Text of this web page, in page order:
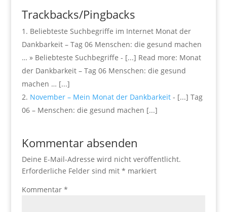
Trackbacks/Pingbacks
Beliebteste Suchbegriffe im Internet Monat der
Dankbarkeit – Tag 06 Menschen: die gesund machen
… » Beliebteste Suchbegriffe - [...] Read more: Monat
der Dankbarkeit – Tag 06 Menschen: die gesund
machen … [...]
November – Mein Monat der Dankbarkeit- [...] Tag
06 – Menschen: die gesund machen [...]
Kommentar absenden
Deine E-Mail-Adresse wird nicht veröffentlicht.
Erforderliche Felder sind mit * markiert
Kommentar *